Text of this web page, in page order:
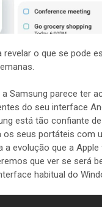
o que se pode
Samsung parece ter
do seu interface
está tão confiante
seus portáteis com
a evolução que a
que ver se será
habitual do